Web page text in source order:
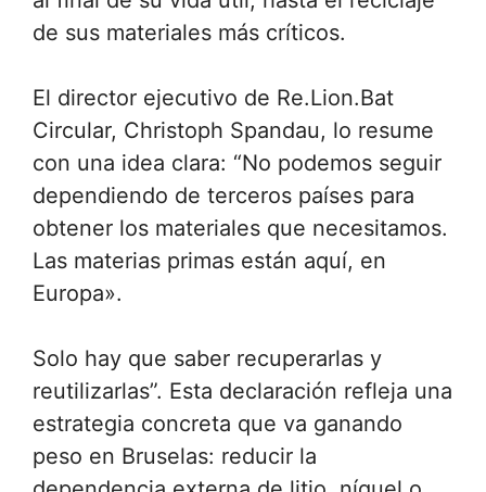
de sus materiales más críticos.
El director ejecutivo de Re.Lion.Bat
Circular, Christoph Spandau, lo resume
con una idea clara: “No podemos seguir
dependiendo de terceros países para
obtener los materiales que necesitamos.
Las materias primas están aquí, en
Europa».
Solo hay que saber recuperarlas y
reutilizarlas”. Esta declaración refleja una
estrategia concreta que va ganando
peso en Bruselas: reducir la